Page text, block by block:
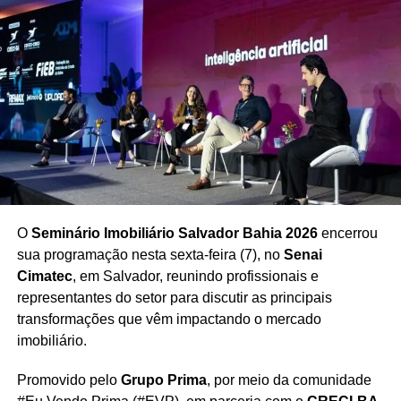
realizado no Hospital Emec.
Redação Saiba+
O Seminário Imobiliário Salvador Bahia 2026encerrou
sua programação nesta sexta-feira (7), no Senai
Cimatec, em Salvador, reunindo profissionais e
representantes do setor para discutir as principais
transformações que vêm impactando o mercado
imobiliário.
Promovido pelo Grupo Prima, por meio da comunidade